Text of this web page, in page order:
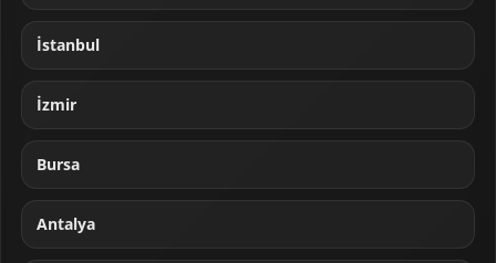
İstanbul
İzmir
Bursa
Antalya